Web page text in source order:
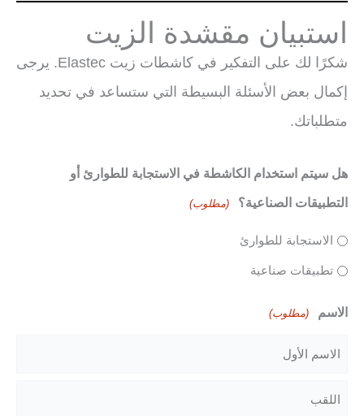
استبيان مقشدة الزيت
شكرًا لك على التفكير في كاشطات زيت Elastec. يرجى
إكمال بعض الأسئلة البسيطة التي ستساعد في تحديد
متطلباتك.
هل سيتم استخدام الكاشطة في الاستجابة للطوارئ أو
التطبيقات الصناعية؟ (مطلوب)
الاستجابة للطوارئ
تطبيقات صناعية
الاسم (مطلوب)
الاسم